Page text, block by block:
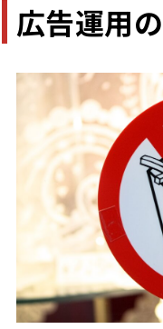
広告運用の